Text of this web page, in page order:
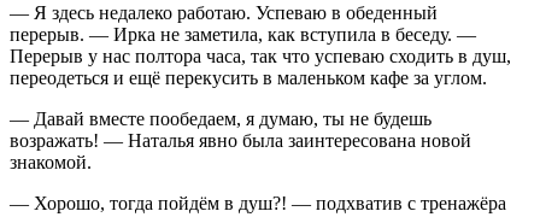
— Я здесь недалеко работаю. Успеваю в обеденный
перерыв. — Ирка не заметила, как вступила в беседу. —
Перерыв у нас полтора часа, так что успеваю сходить в душ,
переодеться и ещё перекусить в маленьком кафе за углом.
— Давай вместе пообедаем, я думаю, ты не будешь
возражать! — Наталья явно была заинтересована новой
знакомой.
— Хорошо, тогда пойдём в душ?! — подхватив с тренажёра